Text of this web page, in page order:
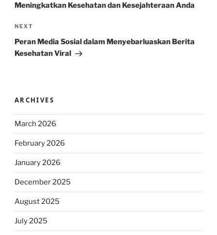
Meningkatkan Kesehatan dan Kesejahteraan Anda
Next
Post
NEXT
Peran Media Sosial dalam Menyebarluaskan Berita
Kesehatan Viral
ARCHIVES
March 2026
February 2026
January 2026
December 2025
August 2025
July 2025